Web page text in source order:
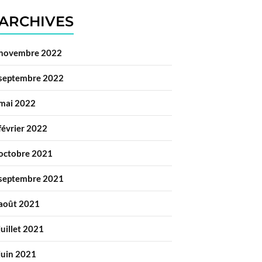
2022
2022
2022
2022
2021
2021
2021
2021
2021